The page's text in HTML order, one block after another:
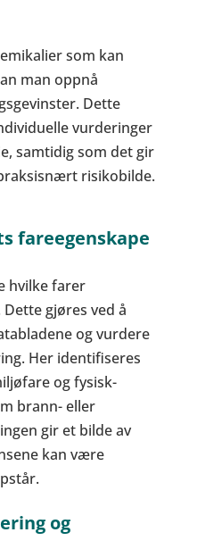
som kan
man oppnå
Dette
vurderinger
samtidig som det gir
risikobilde.
fareegenskape
hvilke farer
gjøres ved å
og vurdere
Her identifiseres
og fysisk-
brann- eller
gir et bilde av
kan være
og